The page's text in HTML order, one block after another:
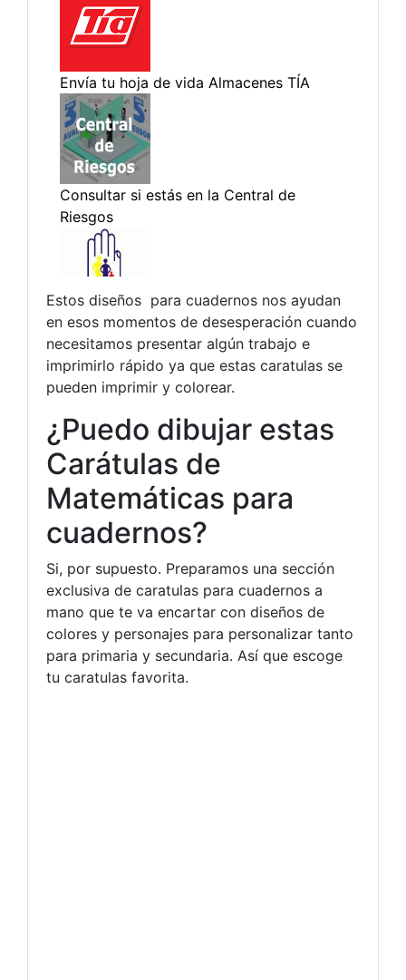
Estos diseños para cuadernos nos ayudan
en esos momentos de desesperación cuando
necesitamos presentar algún trabajo e
imprimirlo rápido ya que estas caratulas se
pueden imprimir y colorear.
¿Puedo dibujar estas
Carátulas de
Matemáticas para
cuadernos?
Si, por supuesto. Preparamos una sección
exclusiva de caratulas para cuadernos a
mano que te va encartar con diseños de
colores y personajes para personalizar tanto
para primaria y secundaria. Así que escoge
tu caratulas favorita.